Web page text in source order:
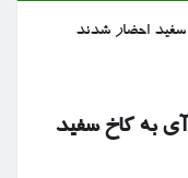
آی به کاخ سفید